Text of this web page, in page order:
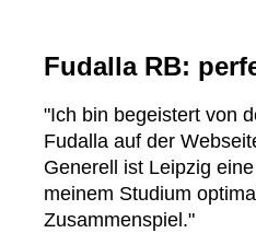
Fudalla RB:
"Ich bin begeistert von
Fudalla auf der
Generell ist Leipzig
meinem Studium
Zusammenspiel."